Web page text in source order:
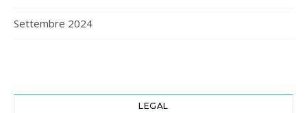
Settembre 2024
LEGAL